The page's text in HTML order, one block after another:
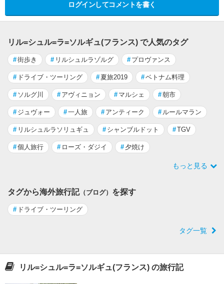
ログインしてコメントを書く
リル=シュル=ラ=ソルギュ(フランス) で人気のタグ
#街歩き # リルシュルラゾルグ # プロヴァンス
# ドライブ・ツーリング # 夏旅2019 #ベトナム料理
# ソルグ川 # アヴィニョン # マルシェ #朝市
# ジュヴォー #一人旅 # アンティーク # ルールマラン
# リルシュルラソリュギュ # シャンブルドット #TGV
#個人旅行 # ローズ・ダジイ # 夕焼け
もっと見る
タグから海外旅行記（ブログ） を探す
# ドライブ・ツーリング
タグ一覧
リル=シュル=ラ=ソルギュ(フランス) の旅行記